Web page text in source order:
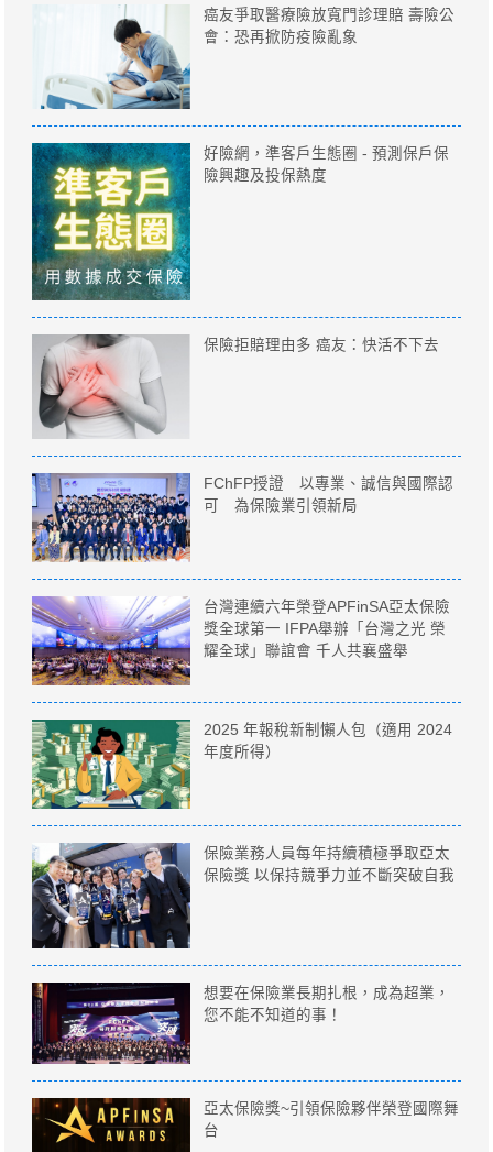
癌友爭取醫療險放寬門診理賠 壽險公
會：恐再掀防疫險亂象
好險網，準客戶生態圈 - 預測保戶保
險興趣及投保熱度
保險拒賠理由多 癌友：快活不下去
FChFP授證 以專業、誠信與國際認
可 為保險業引領新局
台灣連續六年榮登APFinSA亞太保險
獎全球第一 IFPA舉辦「台灣之光 榮
耀全球」聯誼會 千人共襄盛舉
2025 年報稅新制懶人包（適用 2024
年度所得）
保險業務人員每年持續積極爭取亞太
保險獎 以保持競爭力並不斷突破自我
想要在保險業長期扎根，成為超業，
您不能不知道的事！
亞太保險獎~引領保險夥伴榮登國際舞
台